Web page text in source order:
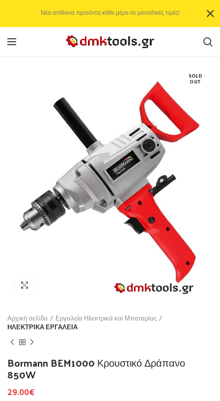
SOLD
OUT
Αρχική σελίδα
Εργαλεία Ηλεκτρικά και Μπαταρίας
ΗΛΕΚΤΡΙΚΑ ΕΡΓΑΛΕΙΑ
Bormann BEM1000 Κρουστικό Δράπανο
850W
29.00€
Νέα απίθανα προιόντα κάθε μέρα σε μοναδικές τιμές!